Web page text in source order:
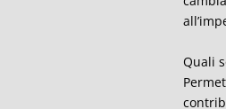
Quali